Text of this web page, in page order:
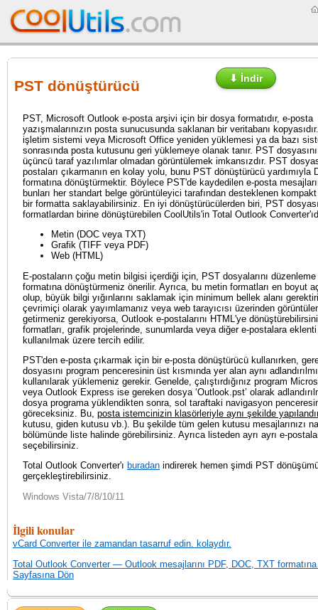
PST dönüştürücü ⬇ İndir
PST, Microsoft Outlook e-posta arşivi için bir dosya formatıdır, e-posta
yazışmalarınızın posta sunucusunda saklanan bir veritabanı
işletim sistemi veya Microsoft Office yeniden yüklemesi ya da bazı
sonrasında posta kutusunu geri yüklemeye olanak tanır. PST
üçüncü taraf yazılımlar olmadan görüntülemek imkansızdır. PST
postaları çıkarmanın en kolay yolu, bunu PST dönüştürücü yardımıyla
formatına dönüştürmektir. Böylece PST'de kaydedilen e-posta
bunları her standart belge görüntüleyici tarafından desteklenen
bir formatta saklayabilirsiniz. En iyi dönüştürücülerden biri, PST
formatlardan birine dönüştürebilen CoolUtils'in Total Outlook
Metin (DOC veya TXT)
Grafik (TIFF veya PDF)
Web (HTML)
E-postaların çoğu metin bilgisi içerdiği için, PST dosyalarını
formatına dönüştürmeniz önerilir. Ayrıca, bu metin formatları en boyut
olup, büyük bilgi yığınlarını saklamak için minimum bellek alanı
çevrimiçi olarak yayımlamanız veya web tarayıcısı üzerinden
getirmeniz gerekiyorsa, Outlook e-postalarını HTML'ye
formatları, grafik projelerinde, sunumlarda veya diğer e-postalara
kullanılmak üzere tercih edilir.
PST'den e-posta çıkarmak için bir e-posta dönüştürücü kullanırken,
dosyasını program penceresinin üst kısmında yer alan aynı
kullanılarak yüklemeniz gerekir. Genelde, çalıştırdığınız program
veya Outlook Express ise gereken dosya ‘Outlook.pst’ olarak
dosya programa yüklendikten sonra, sol taraftaki navigasyon
göreceksiniz. Bu, posta istemcinizin klasörleriyle aynı şekilde
kutusu, giden kutusu vb.). Bu şekilde tüm gelen kutusu mesajlarınızı
bölümünde liste halinde görebilirsiniz. Ayrıca listeden ayrı ayrı e-
seçebilirsiniz.
Total Outlook Converter'ı buradan indirerek hemen şimdi PST
gerçekleştirebilirsiniz.
Windows Vista/7/8/10/11
İlgili konular
vCard Converter ile zamandan tasarruf edin. kolaydır.
Total Outlook Converter — Outlook mesajlarını PDF, DOC, TXT
Sayfasına Dön